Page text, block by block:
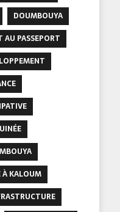
DOUMBOUYA
AU PASSEPORT
À KALOUM